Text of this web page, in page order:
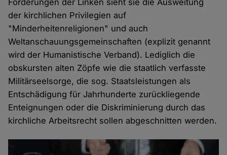
Forderungen der Linken sieht sie die Ausweitung
der kirchlichen Privilegien auf
"Minderheitenreligionen" und auch
Weltanschauungsgemeinschaften (explizit genannt
wird der Humanistische Verband). Lediglich die
obskursten alten Zöpfe wie die staatlich verfasste
Militärseelsorge, die sog. Staatsleistungen als
Entschädigung für Jahrhunderte zurückliegende
Enteignungen oder die Diskriminierung durch das
kirchliche Arbeitsrecht sollen abgeschnitten werden.